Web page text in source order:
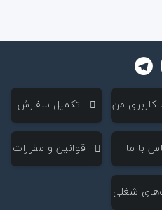
کاربری من ‌ تکمیل سفارش
با ما ‌ قوانین و مقررات
شغلی